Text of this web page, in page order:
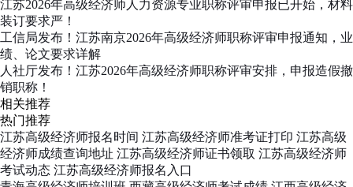
江苏2026年高级经济师人力资源专业职称评审申报已开始，材料
装订要求严！
工信局发布！江苏南京2026年高级经济师职称评审申报通知，业
绩、论文要求详解
人社厅发布！江苏2026年高级经济师职称评审安排，申报造假撤
销职称！
相关推荐
热门推荐
江苏高级经济师报名时间 江苏高级经济师准考证打印 江苏高级
经济师成绩查询地址 江苏高级经济师证书领取 江苏高级经济师
考试动态 江苏高级经济师报名入口